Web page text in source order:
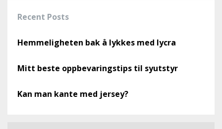
Recent Posts
Hemmeligheten bak å lykkes med lycra
Mitt beste oppbevaringstips til syutstyr
Kan man kante med jersey?